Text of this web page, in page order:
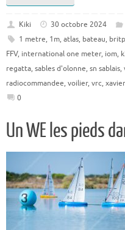
Kiki 30 octobre 2024
1 metre, 1m, atlas, bateau,
FFV, international one meter, iom,
regatta, sables d'olonne, sn sablais,
radiocommandee, voilier, vrc,
0
Un WE les pieds